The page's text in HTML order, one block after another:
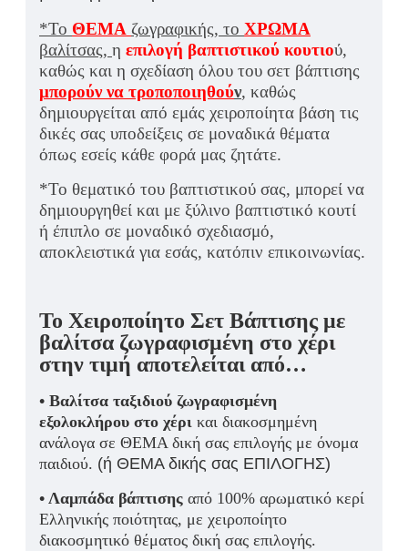
*Το ΘΕΜΑ ζωγραφικής, το ΧΡΩΜΑ
βαλίτσας, η επιλογή βαπτιστικού κουτιού,
καθώς και η σχεδίαση όλου του σετ βάπτισης
μπορούν να τροποποιηθούν, καθώς
δημιουργείται από εμάς χειροποίητα βάση τις
δικές σας υποδείξεις σε μοναδικά θέματα
όπως εσείς κάθε φορά μας ζητάτε.
*Το θεματικό του βαπτιστικού σας, μπορεί να
δημιουργηθεί και με ξύλινο βαπτιστικό κουτί
ή έπιπλο σε μοναδικό σχεδιασμό,
αποκλειστικά για εσάς, κατόπιν επικοινωνίας.
Το Χειροποίητο Σετ Βάπτισης με
βαλίτσα ζωγραφισμένη στο χέρι
στην τιμή αποτελείται από…
• Βαλίτσα ταξιδιού ζωγραφισμένη
εξολοκλήρου στο χέρι και διακοσμημένη
ανάλογα σε ΘΕΜΑ δική σας επιλογής με όνομα
παιδιού. (ή ΘΕΜΑ δικής σας ΕΠΙΛΟΓΗΣ)
• Λαμπάδα βάπτισης από 100% αρωματικό κερί
Ελληνικής ποιότητας, με χειροποίητο
διακοσμητικό θέματος δική σας επιλογής.